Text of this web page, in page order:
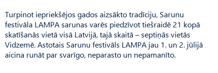
Turpinot iepriekšējos gados aizsākto tradīciju, Sarunu
festivāla LAMPA sarunas varēs piedzīvot tiešraidē 21 kopā
skatīšanās vietā visā Latvijā, tajā skaitā – septiņās vietās
Vidzemē. Astotais Sarunu festivāls LAMPA jau 1. un 2. jūlijā
aicina runāt par svarīgo, neparasto un nepamanīto.